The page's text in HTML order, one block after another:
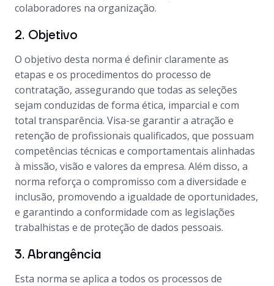
colaboradores na organização.
2. Objetivo
O objetivo desta norma é definir claramente as
etapas e os procedimentos do processo de
contratação, assegurando que todas as seleções
sejam conduzidas de forma ética, imparcial e com
total transparência. Visa-se garantir a atração e
retenção de profissionais qualificados, que possuam
competências técnicas e comportamentais alinhadas
à missão, visão e valores da empresa. Além disso, a
norma reforça o compromisso com a diversidade e
inclusão, promovendo a igualdade de oportunidades,
e garantindo a conformidade com as legislações
trabalhistas e de proteção de dados pessoais.
3. Abrangência
Esta norma se aplica a todos os processos de